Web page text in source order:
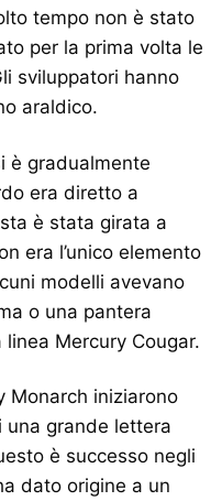
tempo non è stato
per la prima volta le
sviluppatori hanno
araldico.
è gradualmente
era diretto a
è stata girata a
era l’unico elemento
modelli avevano
o una pantera
Mercury Cougar.
Monarch iniziarono
una grande lettera
è successo negli
dato origine a un